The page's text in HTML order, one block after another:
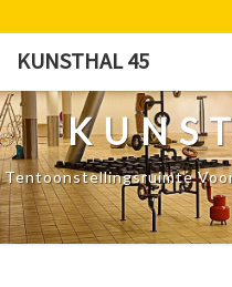
content
KUNSTHAL 45
Tentoonstellingsruimte